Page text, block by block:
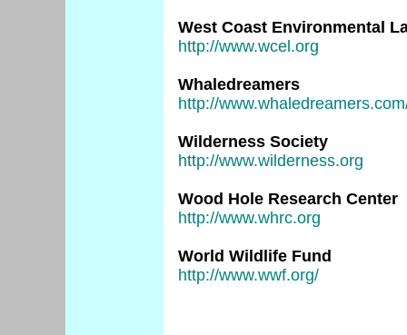
West Coast Environmental
http://www.wcel.org
Whaledreamers
http://
Wilderness Society
http://www.wilderness.org
Wood Hole Research Center
http://www.whrc.org
World Wildlife Fund
http://www.wwf.org/